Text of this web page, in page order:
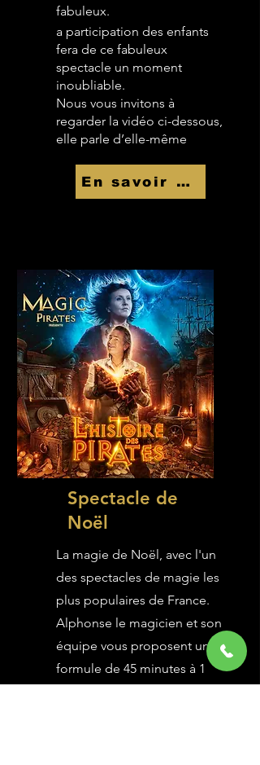
fabuleux.
a participation des enfants
fera de ce fabuleux
spectacle un moment
inoubliable.
Nous vous invitons à
regarder la vidéo ci-dessous,
elle parle d’elle-même
En savoir Plus
Spectacle de
Noël
La magie de Noël, avec l'un
des spectacles de magie les
plus populaires de France.
Alphonse le magicien et son
équipe vous proposent une
formule de 45 minutes à 1